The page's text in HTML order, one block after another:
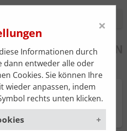
×
Informationen durch
dann entweder alle oder
Cookies. Sie können Ihre
wieder anpassen, indem
rechts unten klicken.